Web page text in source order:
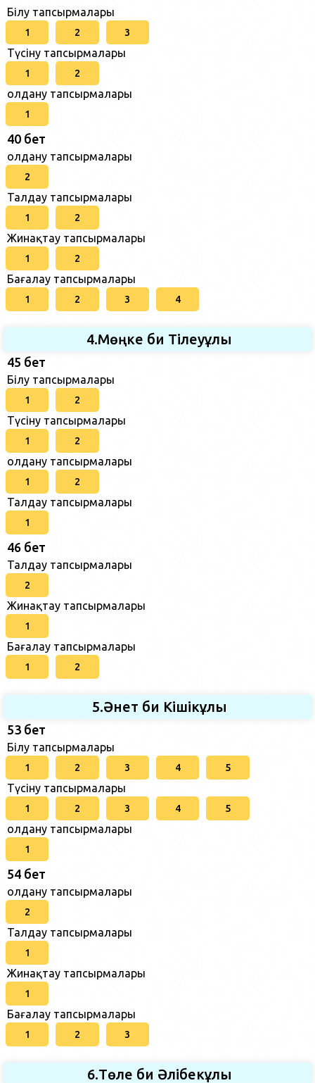
Білу тапсырмалары
1 2 3
Түсіну тапсырмалары
1 2
Қолдану тапсырмалары
1
40 бет
Қолдану тапсырмалары
2
Талдау тапсырмалары
1 2
Жинақтау тапсырмалары
1 2
Бағалау тапсырмалары
1 2 3 4
4.Мөңке би Тілеуұлы
45 бет
Білу тапсырмалары
1 2
Түсіну тапсырмалары
1 2
Қолдану тапсырмалары
1 2
Талдау тапсырмалары
1
46 бет
Талдау тапсырмалары
2
Жинақтау тапсырмалары
1
Бағалау тапсырмалары
1 2
5.Әнет би Кішікұлы
53 бет
Білу тапсырмалары
1 2 3 4 5
Түсіну тапсырмалары
1 2 3 4 5
Қолдану тапсырмалары
1
54 бет
Қолдану тапсырмалары
2
Талдау тапсырмалары
1
Жинақтау тапсырмалары
1
Бағалау тапсырмалары
1 2 3
6.Төле би Әлібекұлы